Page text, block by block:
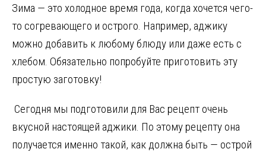
ce
b
o
o
k
n
o
kl
a
ss
ni
ki
it
te
r
e
gr
a
m
er
es
t
п
р
а
в
т
ь
Зима — это холодное время года, когда хочется чего-
то согревающего и острого. Например, аджику
можно добавить к любому блюду или даже есть с
хлебом. Обязательно попробуйте приготовить эту
простую заготовку!
Сегодня мы подготовили для Вас рецепт очень
вкусной настоящей аджики. По этому рецепту она
получается именно такой, как должна быть — острой